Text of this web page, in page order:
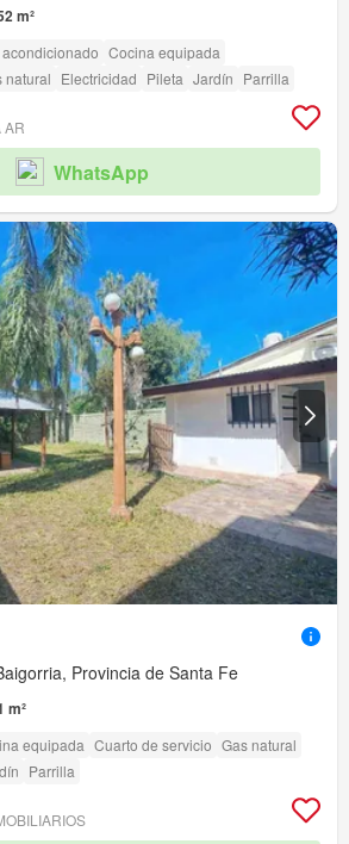
m²
Cocina equipada
natural Electricidad Pileta Jardín Parrilla
AR
WhatsApp
Provincia de Santa Fe
m²
equipada Cuarto de servicio Gas natural
Parrilla